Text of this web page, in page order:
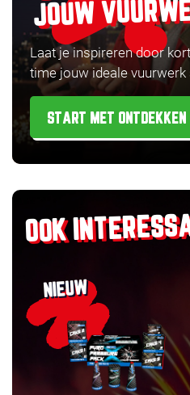
JOUW
Laat je inspireren door
time jouw ideale vuurwerk
START MET ONTDEKKEN
OOK
NIEUW